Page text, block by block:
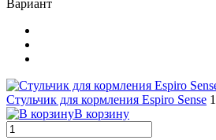
Вариант
Стульчик для кормления Espiro Sense
В корзину